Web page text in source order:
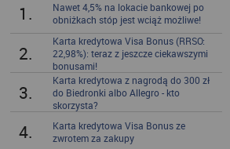
1.
Nawet 4,5% na lokacie bankowej po
obniżkach stóp jest wciąż możliwe!
2.
Karta kredytowa Visa Bonus (RRSO:
22,98%): teraz z jeszcze ciekawszymi
bonusami!
3.
Karta kredytowa z nagrodą do 300 zł
do Biedronki albo Allegro - kto
skorzysta?
4.
Karta kredytowa Visa Bonus ze
zwrotem za zakupy